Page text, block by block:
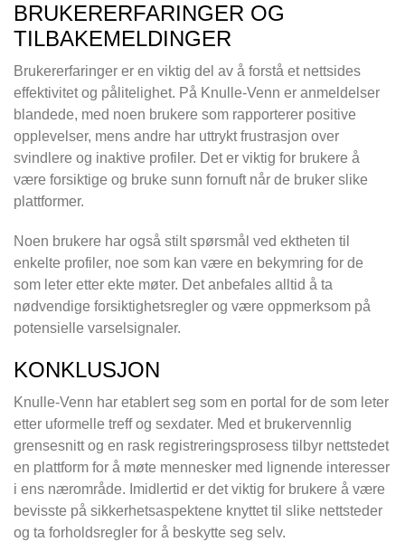
BRUKERERFARINGER OG
TILBAKEMELDINGER
Brukererfaringer er en viktig del av å forstå et nettsides
effektivitet og pålitelighet. På Knulle-Venn er anmeldelser
blandede, med noen brukere som rapporterer positive
opplevelser, mens andre har uttrykt frustrasjon over
svindlere og inaktive profiler. Det er viktig for brukere å
være forsiktige og bruke sunn fornuft når de bruker slike
plattformer.
Noen brukere har også stilt spørsmål ved ektheten til
enkelte profiler, noe som kan være en bekymring for de
som leter etter ekte møter. Det anbefales alltid å ta
nødvendige forsiktighetsregler og være oppmerksom på
potensielle varselsignaler.
KONKLUSJON
Knulle-Venn har etablert seg som en portal for de som leter
etter uformelle treff og sexdater. Med et brukervennlig
grensesnitt og en rask registreringsprosess tilbyr nettstedet
en plattform for å møte mennesker med lignende interesser
i ens nærområde. Imidlertid er det viktig for brukere å være
bevisste på sikkerhetsaspektene knyttet til slike nettsteder
og ta forholdsregler for å beskytte seg selv.